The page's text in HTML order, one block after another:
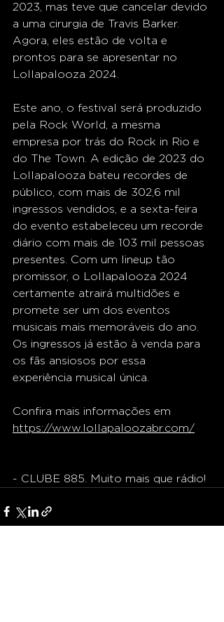
2023, mas teve que cancelar devido
a uma cirurgia de Travis Barker.
Agora, eles estão de volta e
prontos para se apresentar no
Lollapalooza 2024.
Este ano, o festival será produzido
pela Rock World, a mesma
empresa por trás do Rock in Rio e
do The Town. A edição de 2023 do
Lollapalooza bateu recordes de
público, com mais de 302,6 mil
ingressos vendidos, e a sexta-feira
do evento estabeleceu um recorde
diário com mais de 103 mil pessoas
presentes. Com um lineup tão
promissor, o Lollapalooza 2024
certamente atrairá multidões e
promete ser um dos eventos
musicais mais memoráveis do ano.
Os ingressos já estão à venda para
os fãs ansiosos por essa
experiência musical única.
Confira mais informações em
https://www.lollapaloozabr.com/
- CLUBE 885. Muito mais que rádio!